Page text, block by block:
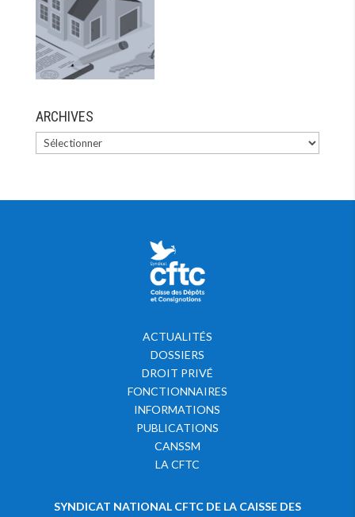
ARCHIVES
ACTUALITÉS
DOSSIERS
DROIT PRIVÉ
FONCTIONNAIRES
INFORMATIONS
PUBLICATIONS
CANSSM
LA CFTC
SYNDICAT NATIONAL CFTC DE LA CAISSE DES